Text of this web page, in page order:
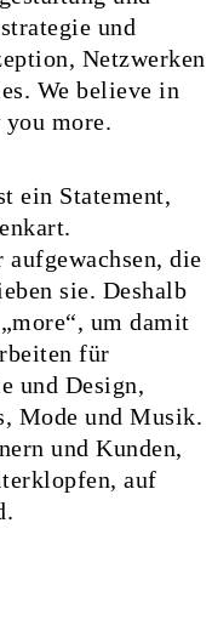
und
Netzwerken
We believe in
more.
ein Statement,
die
sie. Deshalb
um damit
für
und Design,
Mode und Musik.
und Kunden,
auf